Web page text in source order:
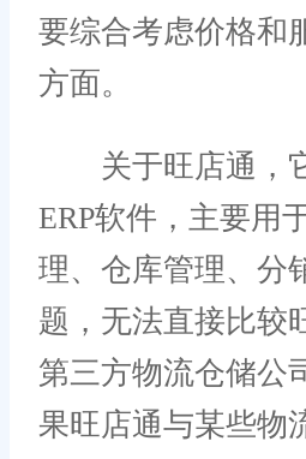
要综合考虑价格和
方面。
关于旺店通，
ERP软件，主要用
理、仓库管理、分
题，无法直接比较
第三方物流仓储公
果旺店通与某些物